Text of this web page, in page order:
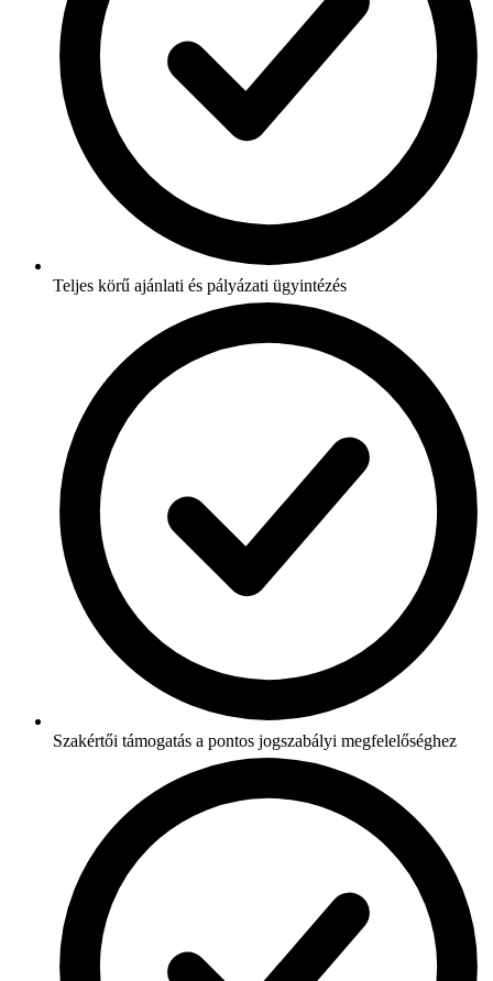
Teljes körű ajánlati és pályázati ügyintézés
Szakértői támogatás a pontos jogszabályi megfelelőséghez